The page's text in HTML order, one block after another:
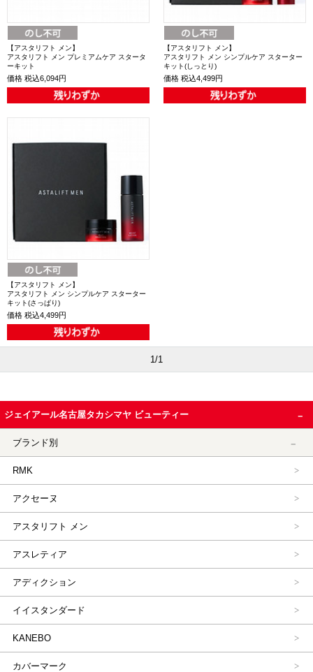
【アスタリフト メン】
アスタリフト メン プレミアムケア スタータ
ーキット
価格 税込6,094円
【アスタリフト メン】
アスタリフト メン シンプルケア スターター
キット(しっとり)
価格 税込4,499円
【アスタリフト メン】
アスタリフト メン シンプルケア スターター
キット(さっぱり)
価格 税込4,499円
1/1
ジェイアール名古屋タカシマヤ ビューティー
ブランド別
RMK
アクセーヌ
アスタリフト メン
アスレティア
アディクション
イイスタンダード
KANEBO
カバーマーク